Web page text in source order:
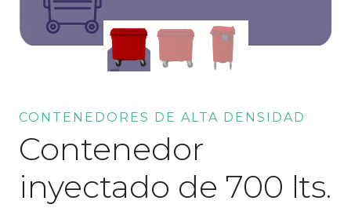
CONTENEDORES DE ALTA DENSIDAD
Contenedor
inyectado de 700 lts.